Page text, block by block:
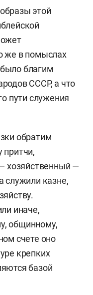
этой
же в помыслах
благим
СССР, а что
пути служения
обратим
притчи,
хозяйственный —
служили казне,
иначе,
общинному,
счете оно
крепких
базой